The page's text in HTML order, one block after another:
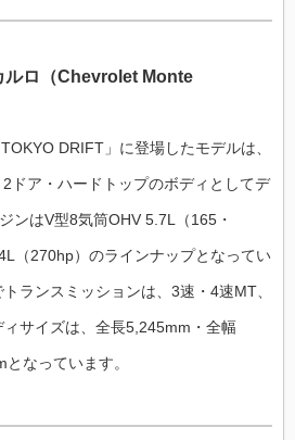
ルロ（Chevrolet Monte
DRIFT」に登場したモデルは、
ドア・ハードトップのボディとしてデ
ンはV型8気筒OHV 5.7L（165・
（270hp）のラインナップとなってい
ランスミッションは、3速・4速MT、
サイズは、全長5,245mm・全幅
なっています。